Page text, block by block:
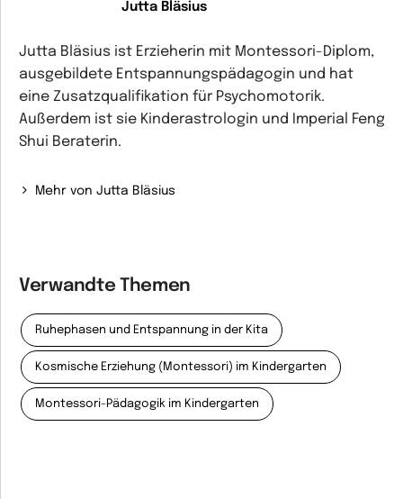
Jutta Bläsius
Jutta Bläsius ist Erzieherin mit Montessori-Diplom,
ausgebildete Entspannungspädagogin und hat
eine Zusatzqualifikation für Psychomotorik.
Außerdem ist sie Kinderastrologin und Imperial Feng
Shui Beraterin.
Mehr von Jutta Bläsius
Verwandte Themen
Ruhephasen und Entspannung in der Kita
Kosmische Erziehung (Montessori) im Kindergarten
Montessori-Pädagogik im Kindergarten